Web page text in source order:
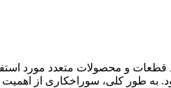
و محصولات متعدد مورد
به طور کلی، سوراخکاری از